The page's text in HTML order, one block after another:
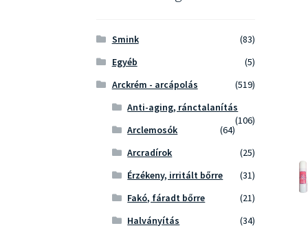
Smink
(83)
Egyéb
(5)
Arckrém - arcápolás
(519)
Anti-aging, ránctalanítás
(106)
Arclemosók
(64)
Arcradírok
(25)
Érzékeny, irritált bőrre
(31)
Fakó, fáradt bőrre
(21)
Halványítás
(34)